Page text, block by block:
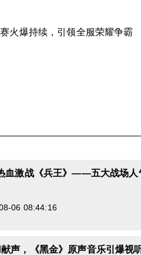
火爆持续，引领全服荣耀争霸
血激战《兵王》——五大战场人
06 08:44:16
声，《黑金》原声音乐引爆视